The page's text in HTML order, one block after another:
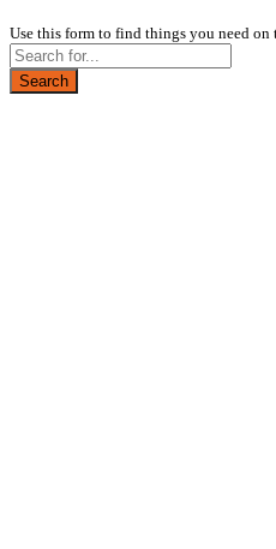
Use this form to find things you need on
Search